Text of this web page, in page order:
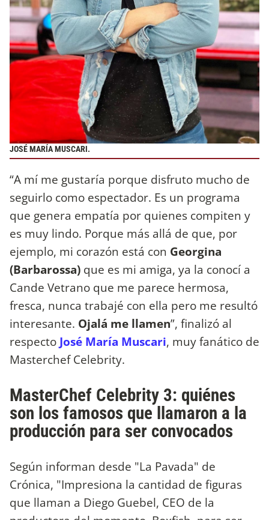
JOSÉ MARÍA MUSCARI.
“A mí me gustaría porque disfruto mucho de
seguirlo como espectador. Es un programa
que genera empatía por quienes compiten y
es muy lindo. Porque más allá de que, por
ejemplo, mi corazón está con Georgina
(Barbarossa) que es mi amiga, ya la conocí a
Cande Vetrano que me parece hermosa,
fresca, nunca trabajé con ella pero me resultó
interesante. Ojalá me llamen”, finalizó al
respecto José María Muscari, muy fanático de
Masterchef Celebrity.
MasterChef Celebrity 3: quiénes
son los famosos que llamaron a la
producción para ser convocados
Según informan desde "La Pavada" de
Crónica, "Impresiona la cantidad de figuras
que llaman a Diego Guebel, CEO de la